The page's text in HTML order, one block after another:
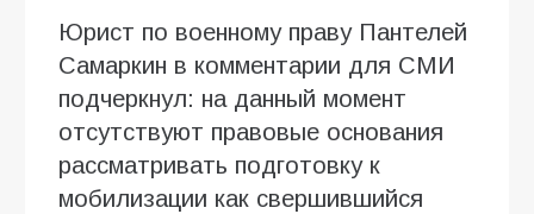
Юрист по военному праву Пантелей
Самаркин в комментарии для СМИ
подчеркнул: на данный момент
отсутствуют правовые основания
рассматривать подготовку к
мобилизации как свершившийся